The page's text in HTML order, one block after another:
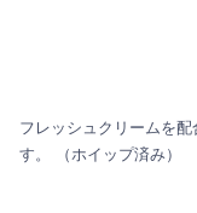
フレッシュクリームを
す。 （ホイップ済み）